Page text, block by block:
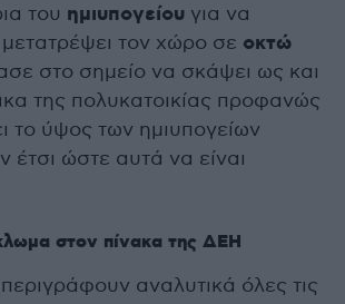
του ημιυπογείου για να
τον χώρο σε οκτώ
στο σημείο να σκάψει ως και
της πολυκατοικίας προφανώς
το ύψος των ημιυπογείων
έτσι ώστε αυτά να είναι
στον πίνακα της ΔΕΗ
αναλυτικά όλες τις